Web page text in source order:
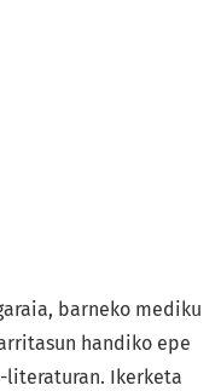
barneko mediku
handiko epe
literaturan. Ikerketa